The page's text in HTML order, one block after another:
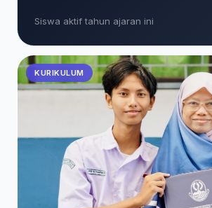
Siswa aktif tahun ajaran ini
KURIKULUM